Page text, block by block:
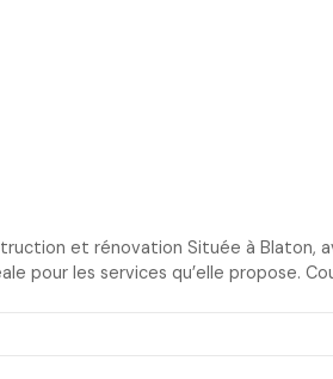
et rénovation Située à Blaton,
pour les services qu’elle propose.